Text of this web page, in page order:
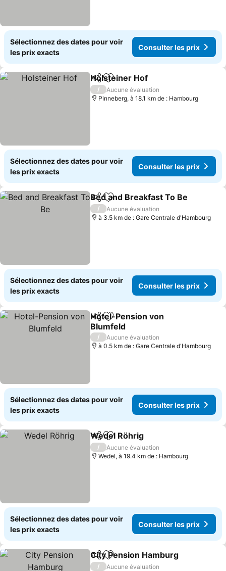
Sélectionnez des dates pour voir
les prix exacts
Consulter les prix
PartagerAjouter à mes favoris
Holsteiner Hof
/
Aucune évaluation
Pinneberg, à 18.1 km de : Hambourg
Sélectionnez des dates pour voir
les prix exacts
Consulter les prix
PartagerAjouter à mes favoris
Bed and Breakfast To Be
/
Aucune évaluation
à 3.5 km de : Gare Centrale d'Hambourg
Sélectionnez des dates pour voir
les prix exacts
Consulter les prix
PartagerAjouter à mes favoris
Hotel-Pension von
Blumfeld
Consulter les prix
/
Aucune évaluation
à 0.5 km de : Gare Centrale d'Hambourg
Sélectionnez des dates pour voir
les prix exacts
Consulter les prix
PartagerAjouter à mes favoris
Wedel Röhrig
/
Aucune évaluation
Wedel, à 19.4 km de : Hambourg
Sélectionnez des dates pour voir
les prix exacts
Consulter les prix
PartagerAjouter à mes favoris
City Pension Hamburg
/
Aucune évaluation